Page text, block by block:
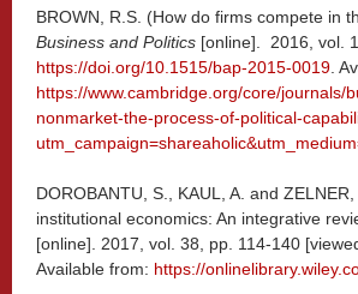
BROWN, R.S. (How do firms compete in
Business and Politics [online]. 2016, vol.
https://doi.org/10.1515/bap-2015-0019 .
https://www.cambridge.org/core/
nonmarket-the-process-of-political-
DOROBANTU, S., KAUL, A. and
institutional economics: An integrative
[online]. 2017, vol. 38, pp. 114-140
Available from: https://